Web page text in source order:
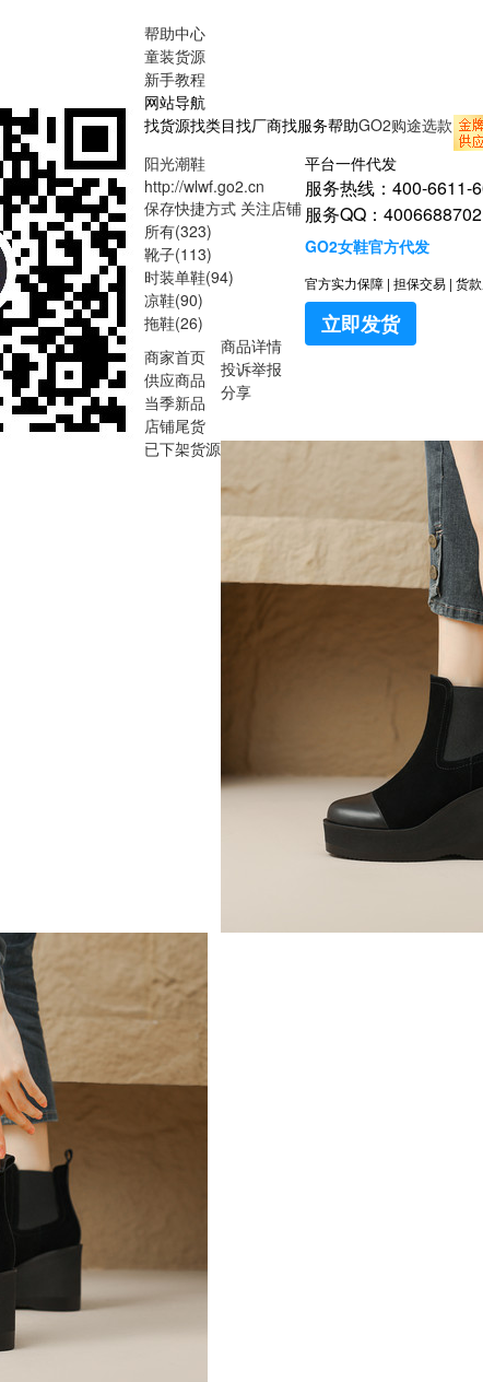
帮助中心
童装货源
新手教程
网站导航
找货源找类目找厂商找服务帮助GO2购途选款
平台一件代发
服务热线：400-6611-
服务QQ：4006688702
GO2女鞋官方代发
官方实力保障 | 担保交易 | 货
立即发货
阳光潮鞋
http://wlwf.go2.cn
保存快捷方式 关注店铺
商家首页
供应商品
当季新品
店铺尾货
已下架货源
所有(323)
靴子(113)
时装单鞋(94)
凉鞋(90)
拖鞋(26)
商品详情
投诉举报
分享